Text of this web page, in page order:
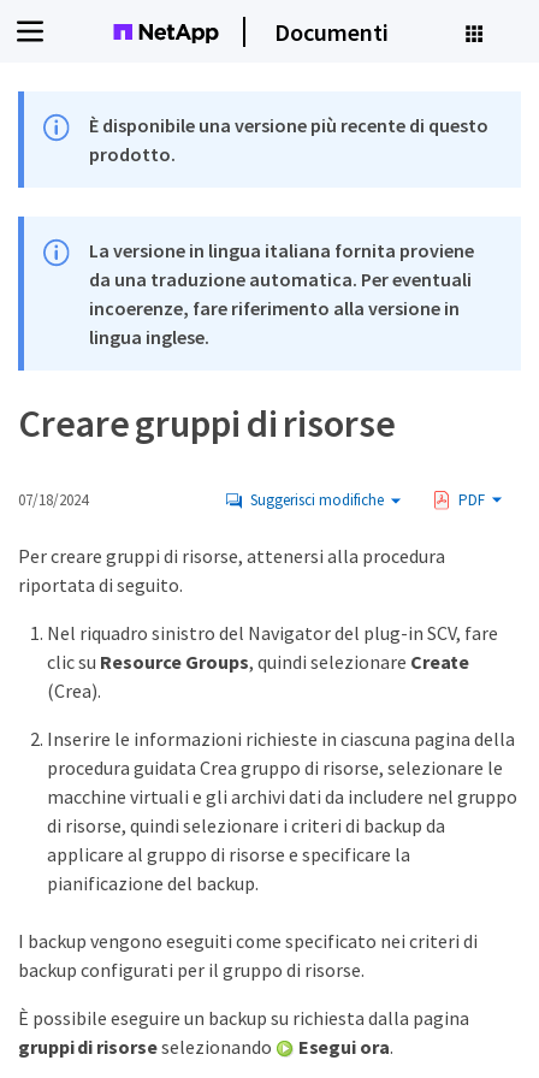
Documenti
È disponibile una versione più recente di questo
prodotto.
La versione in lingua italiana fornita proviene
da una traduzione automatica. Per eventuali
incoerenze, fare riferimento alla versione in
lingua inglese.
Creare gruppi di risorse
07/18/2024 Suggerisci modifiche PDF
Per creare gruppi di risorse, attenersi alla procedura
riportata di seguito.
Nel riquadro sinistro del Navigator del plug-in SCV, fare
clic su Resource Groups, quindi selezionare Create
(Crea).
Inserire le informazioni richieste in ciascuna pagina della
procedura guidata Crea gruppo di risorse, selezionare le
macchine virtuali e gli archivi dati da includere nel gruppo
di risorse, quindi selezionare i criteri di backup da
applicare al gruppo di risorse e specificare la
pianificazione del backup.
I backup vengono eseguiti come specificato nei criteri di
backup configurati per il gruppo di risorse.
È possibile eseguire un backup su richiesta dalla pagina
gruppi di risorseselezionando Esegui ora.